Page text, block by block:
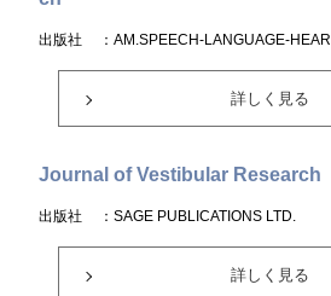
出版社 ：AM.SPEECH-LANGUAGE-HEAR
詳しく見る
Journal of Vestibular Research
出版社 ：SAGE PUBLICATIONS LTD.
詳しく見る